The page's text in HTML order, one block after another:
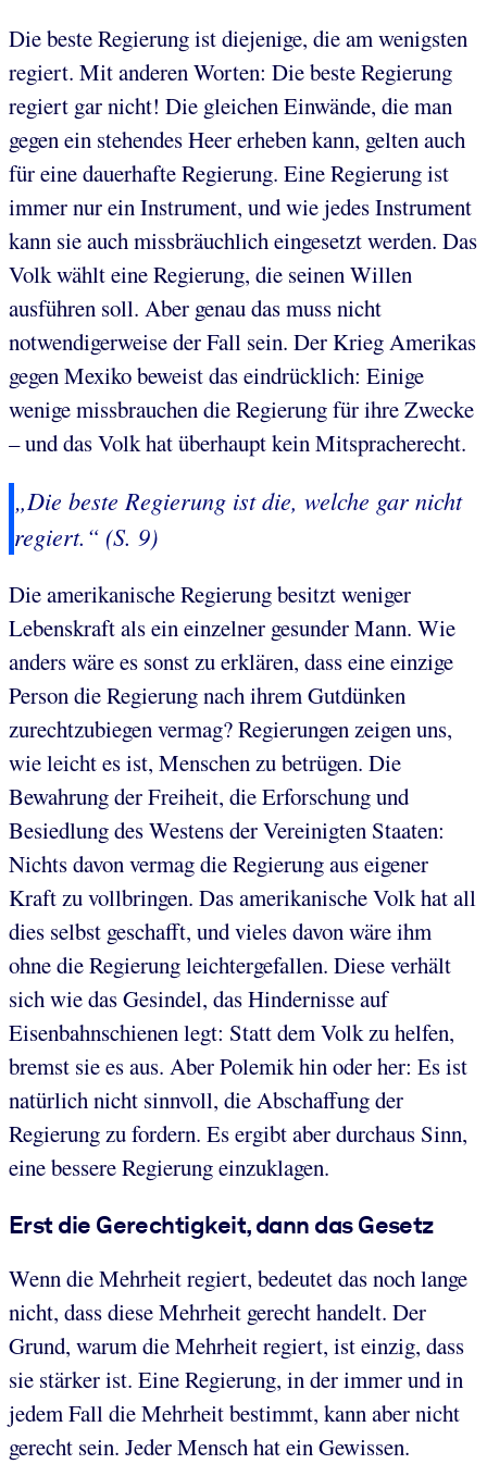
Die beste Regierung ist diejenige, die am wenigsten
regiert. Mit anderen Worten: Die beste Regierung
regiert gar nicht! Die gleichen Einwände, die man
gegen ein stehendes Heer erheben kann, gelten auch
für eine dauerhafte Regierung. Eine Regierung ist
immer nur ein Instrument, und wie jedes Instrument
kann sie auch missbräuchlich eingesetzt werden. Das
Volk wählt eine Regierung, die seinen Willen
ausführen soll. Aber genau das muss nicht
notwendigerweise der Fall sein. Der Krieg Amerikas
gegen Mexiko beweist das eindrücklich: Einige
wenige missbrauchen die Regierung für ihre Zwecke
– und das Volk hat überhaupt kein Mitspracherecht.
„Die beste Regierung ist die, welche gar nicht
regiert.“ (S. 9)
Die amerikanische Regierung besitzt weniger
Lebenskraft als ein einzelner gesunder Mann. Wie
anders wäre es sonst zu erklären, dass eine einzige
Person die Regierung nach ihrem Gutdünken
zurechtzubiegen vermag? Regierungen zeigen uns,
wie leicht es ist, Menschen zu betrügen. Die
Bewahrung der Freiheit, die Erforschung und
Besiedlung des Westens der Vereinigten Staaten:
Nichts davon vermag die Regierung aus eigener
Kraft zu vollbringen. Das amerikanische Volk hat all
dies selbst geschafft, und vieles davon wäre ihm
ohne die Regierung leichtergefallen. Diese verhält
sich wie das Gesindel, das Hindernisse auf
Eisenbahnschienen legt: Statt dem Volk zu helfen,
bremst sie es aus. Aber Polemik hin oder her: Es ist
natürlich nicht sinnvoll, die Abschaffung der
Regierung zu fordern. Es ergibt aber durchaus Sinn,
eine bessere Regierung einzuklagen.
Erst die Gerechtigkeit, dann das Gesetz
Wenn die Mehrheit regiert, bedeutet das noch lange
nicht, dass diese Mehrheit gerecht handelt. Der
Grund, warum die Mehrheit regiert, ist einzig, dass
sie stärker ist. Eine Regierung, in der immer und in
jedem Fall die Mehrheit bestimmt, kann aber nicht
gerecht sein. Jeder Mensch hat ein Gewissen.